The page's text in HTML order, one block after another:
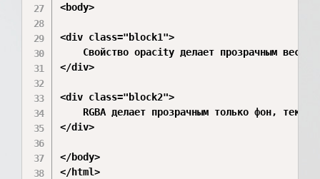
<body>
<div class="block1">
Свойство opacity делает прозрачным весь
</div>
<div class="block2">
RGBA делает прозрачным только фон, текст
</div>
</body>
</html>